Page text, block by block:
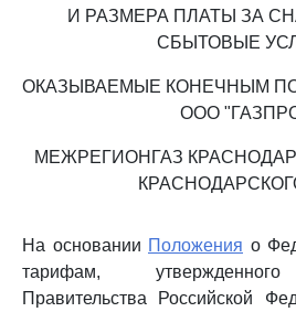
И РАЗМЕРА ПЛАТЫ ЗА
СБЫТОВЫЕ
ОКАЗЫВАЕМЫЕ КОНЕЧНЫМ
ООО
МЕЖРЕГИОНГАЗ
На основании Положения о
тарифам, утвержденного
Правительства Российской